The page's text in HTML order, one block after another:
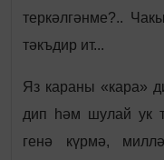
теркәлгәнме?..
тәкъдир ит...
Яз караны «кара»
дип һәм шулай ук
генә күрмә,